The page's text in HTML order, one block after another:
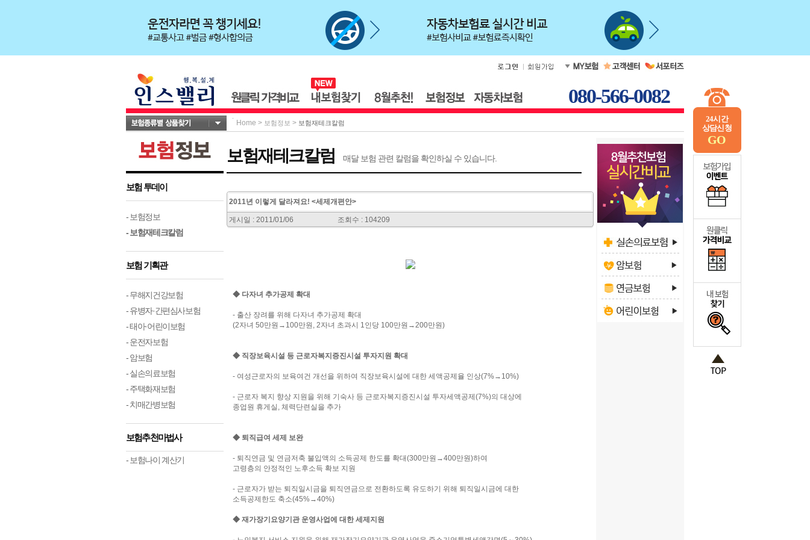
24시간
상담신청
GO
080-566-0082
Home > 보험정보 > 보험재테크칼럼
보험 투데이
- 보험정보
- 보험재테크칼럼
보험 기획관
- 무해지건강보험
- 유병자·간편심사보험
- 태아·어린이보험
- 운전자보험
- 암보험
- 실손의료보험
- 주택화재보험
- 치매간병보험
보험추천마법사
- 보험나이 계산기
보험재테크칼럼 매달 보험 관련 칼럼을 확인하실 수 있습니다.
2011년 이렇게 달라져요! <세제개편안>
게시일 : 2011/01/06 조회수 : 104209
◆ 다자녀 추가공제 확대
- 출산 장려를 위해 다자녀 추가공제 확대
(2자녀 50만원→100만원, 2자녀 초과시 1인당 100만원→200만원)
◆ 직장보육시설 등 근로자복지증진시설 투자지원 확대
- 여성근로자의 보육여건 개선을 위하여 직장보육시설에 대한 세액공제율 인상(7%→10%)
- 근로자 복지 향상 지원을 위해 기숙사 등 근로자복지증진시설 투자세액공제(7%)의 대상에
종업원 휴게실, 체력단련실을 추가
◆ 퇴직급여 세제 보완
- 퇴직연금 및 연금저축 불입액의 소득공제 한도를 확대(300만원→400만원)하여
고령층의 안정적인 노후소득 확보 지원
- 근로자가 받는 퇴직일시금을 퇴직연금으로 전환하도록 유도하기 위해 퇴직일시금에 대한
소득공제한도 축소(45%→40%)
◆ 재가장기요양기관 운영사업에 대한 세제지원